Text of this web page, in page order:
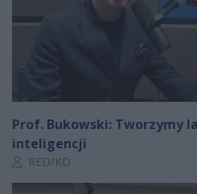
Prof. Bukowski: Tworzymy
inteligencji
Autor artykułu:
RED/KD